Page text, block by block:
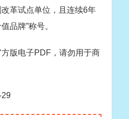
革试点单位，且连续6年
品牌”称号。
版电子PDF，请勿用于商
29